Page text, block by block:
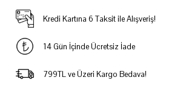
Kredi Kartına 6 Taksit ile Alışveriş!
14 Gün İçinde Ücretsiz İade
799TL ve Üzeri Kargo Bedava!